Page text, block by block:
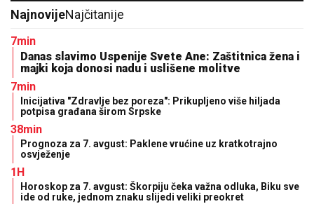
NajnovijeNajčitanije
7min
Danas slavimo Uspenije Svete Ane: Zaštitnica žena i
majki koja donosi nadu i uslišene molitve
7min
Inicijativa "Zdravlje bez poreza": Prikupljeno više hiljada
potpisa građana širom Srpske
38min
Prognoza za 7. avgust: Paklene vrućine uz kratkotrajno
osvježenje
1H
Horoskop za 7. avgust: Škorpiju čeka važna odluka, Biku sve
ide od ruke, jednom znaku slijedi veliki preokret